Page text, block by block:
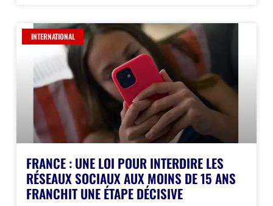
INTERNATIONAL
FRANCE : UNE LOI POUR INTERDIRE LES
RÉSEAUX SOCIAUX AUX MOINS DE 15 ANS
FRANCHIT UNE ÉTAPE DÉCISIVE